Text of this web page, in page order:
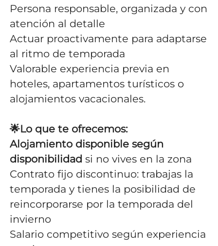
Persona responsable, organizada y con
atención al detalle
Actuar proactivamente para adaptarse
al ritmo de temporada
Valorable experiencia previa en
hoteles, apartamentos turísticos o
alojamientos vacacionales.
🌟Lo que te ofrecemos:
Alojamiento disponible según
disponibilidad si no vives en la zona
Contrato fijo discontinuo: trabajas la
temporada y tienes la posibilidad de
reincorporarse por la temporada del
invierno
Salario competitivo según experiencia